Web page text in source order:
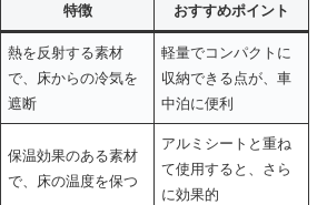
特徴 おすすめポイント
熱を反射する素材
で、床からの冷気を
遮断
軽量でコンパクトに
収納できる点が、車
中泊に便利
保温効果のある素材
で、床の温度を保つ
アルミシートと重ね
て使用すると、さら
に効果的